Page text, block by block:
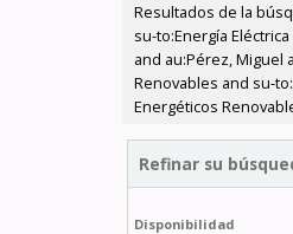
Resultados de la
su-to:Energía
and au:Pérez, Miguel
Renovables and su-
Energéticos
Refinar su
Disponibilidad